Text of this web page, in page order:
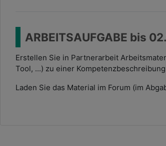
ARBEITSAUFGABE bis
Erstellen Sie in Partnerarbeit
Tool, ...) zu einer
Laden Sie das Material im Forum (im